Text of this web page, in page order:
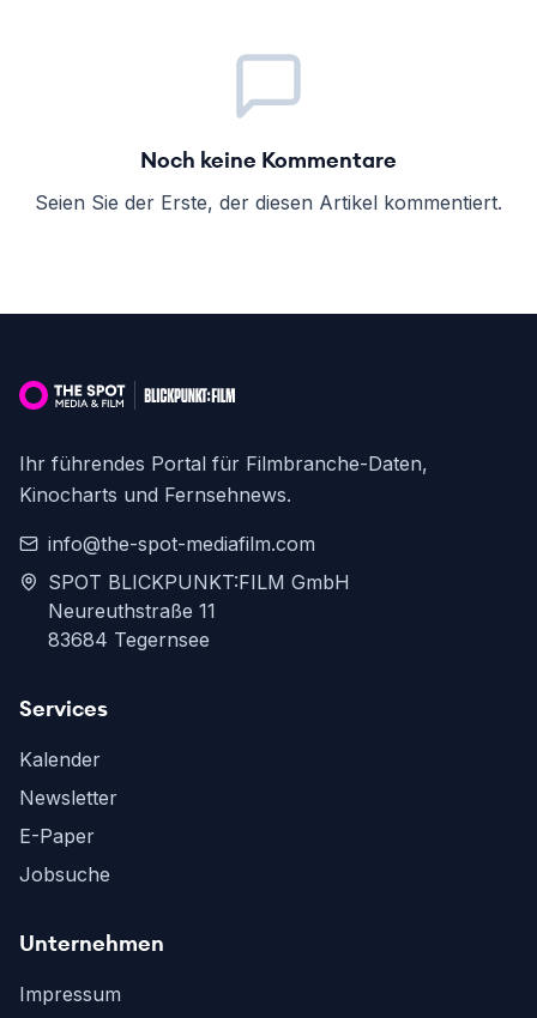
Noch keine Kommentare
Seien Sie der Erste, der diesen Artikel kommentiert.
Ihr führendes Portal für Filmbranche-Daten,
Kinocharts und Fernsehnews.
info@the-spot-mediafilm.com
SPOT BLICKPUNKT:FILM GmbH
Neureuthstraße 11
83684 Tegernsee
Services
Kalender
Newsletter
E-Paper
Jobsuche
Unternehmen
Impressum